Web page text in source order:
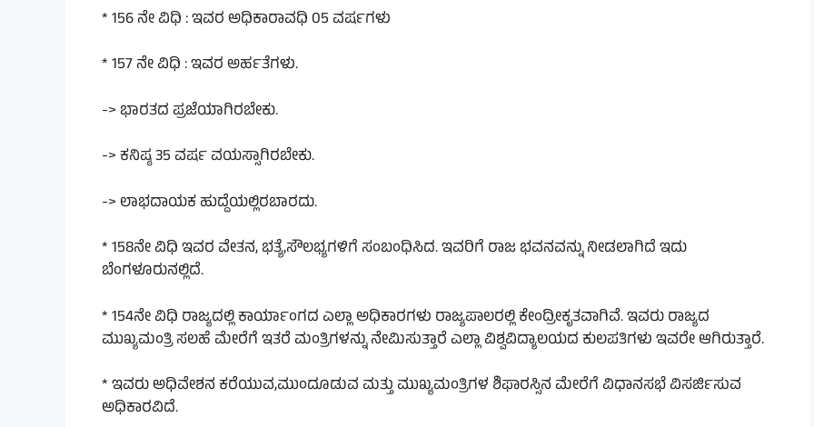
* 156 ನೇ ವಿಧಿ : ಇವರ ಅಧಿಕಾರಾವಧಿ 05 ವರ್ಷಗಳು
* 157 ನೇ ವಿಧಿ : ಇವರ ಅರ್ಹತೆಗಳು.
-> ಭಾರತದ ಪ್ರಜೆಯಾಗಿರಬೇಕು.
-> ಕನಿಷ್ಠ 35 ವರ್ಷ ವಯಸ್ಸಾಗಿರಬೇಕು.
-> ಲಾಭದಾಯಕ ಹುದ್ದೆಯಲ್ಲಿರಬಾರದು.
* 158ನೇ ವಿಧಿ ಇವರ ವೇತನ, ಭತ್ಯೆ,ಸೌಲಭ್ಯಗಳಿಗೆ ಸಂಬಂಧಿಸಿದ. ಇವರಿಗೆ ರಾಜ ಭವನವನ್ನು ನೀಡಲಾಗಿದೆ ಇದು
ಬೆಂಗಳೂರುನಲ್ಲಿದೆ.
* 154ನೇ ವಿಧಿ ರಾಜ್ಯದಲ್ಲಿ ಕಾರ್ಯಾಂಗದ ಎಲ್ಲಾ ಅಧಿಕಾರಗಳು ರಾಜ್ಯಪಾಲರಲ್ಲಿ ಕೇಂದ್ರೀಕೃತವಾಗಿವೆ. ಇವರು ರಾಜ್ಯದ
ಮುಖ್ಯಮಂತ್ರಿ ಸಲಹೆ ಮೇರೆಗೆ ಇತರೆ ಮಂತ್ರಿಗಳನ್ನು ನೇಮಿಸುತ್ತಾರೆ ಎಲ್ಲಾ ವಿಶ್ವವಿದ್ಯಾಲಯದ ಕುಲಪತಿಗಳು ಇವರೇ ಆಗಿರುತ್ತಾರೆ.
* ಇವರು ಅಧಿವೇಶನ ಕರೆಯುವ,ಮುಂದೂಡುವ ಮತ್ತು ಮುಖ್ಯಮಂತ್ರಿಗಳ ಶಿಫಾರಸ್ಸಿನ ಮೇರೆಗೆ ವಿಧಾನಸಭೆ ವಿಸರ್ಜಿಸುವ
ಅಧಿಕಾರವಿದೆ.